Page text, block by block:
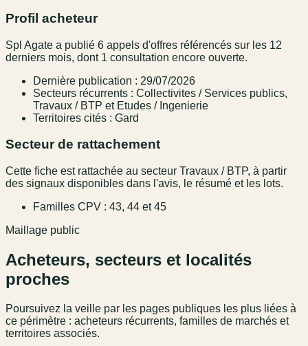
Profil acheteur
Spl Agate a publié 6 appels d'offres référencés sur les 12
derniers mois, dont 1 consultation encore ouverte.
Dernière publication : 29/07/2026
Secteurs récurrents : Collectivites / Services publics,
Travaux / BTP et Etudes / Ingenierie
Territoires cités : Gard
Secteur de rattachement
Cette fiche est rattachée au secteur Travaux / BTP, à partir
des signaux disponibles dans l'avis, le résumé et les lots.
Familles CPV : 43, 44 et 45
Maillage public
Acheteurs, secteurs et localités
proches
Poursuivez la veille par les pages publiques les plus liées à
ce périmètre : acheteurs récurrents, familles de marchés et
territoires associés.